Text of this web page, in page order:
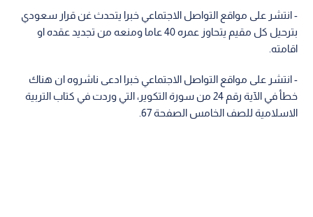
- انتشر على مواقع التواصل الاجتماعي خبرا يتحدث غن قرار سعودي
بترحيل كل مقيم يتحاوز عمره 40 عاما ومنعه من تجديد عقده او
اقامته.
- انتشر على مواقع التواصل الاجتماعي خبرا ادعى ناشروه ان هناك
خطأ في الآية رقم 24 من سورة التكوير، التي وردت في كتاب التربية
الاسلامية للصف الخامس الصفحة 67.